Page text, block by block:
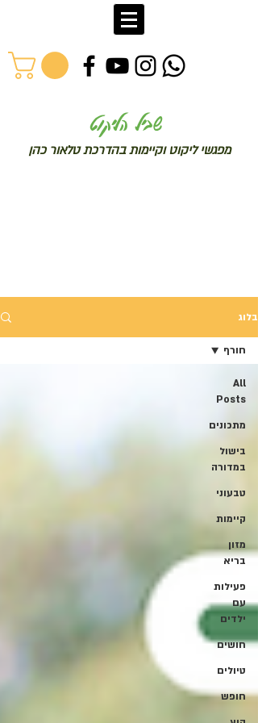
שביל הליקוט
מפגשי ליקוט וקיימות בהדרכת טלאור כהן
בלוג
All
Posts
מתכונים
בישול
במדורה
טבעוני
קיימות
מזון
בריא
פעילות
עם
ילדים
חושים
טיולים
חופש
חורף